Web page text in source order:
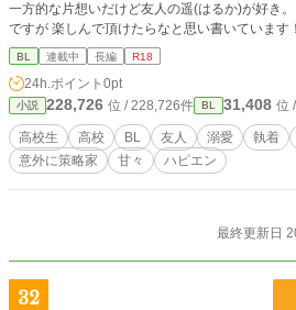
一方的な片想いだけど友人の遥(はるか)が好き。 大好き....♡ ※
ですが 楽しんで頂けたらなと思い書いています
BL 連載中 長編 R18
24h.ポイント 0pt
小説 228,726 位 / 228,726件 BL 31,408 位
高校生 高校 BL 友人 溺愛 執着
意外に策略家
甘々 ハピエン
最終更新日
32